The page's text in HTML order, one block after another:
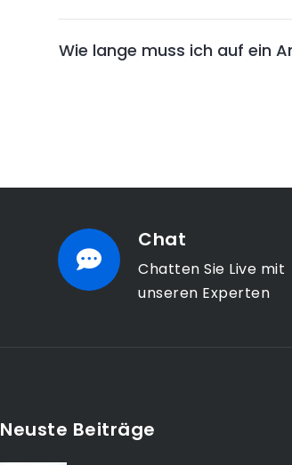
Wie lange muss ich auf ein
Chat
Chatten Sie Live mit
unseren Experten
Neuste Beiträge